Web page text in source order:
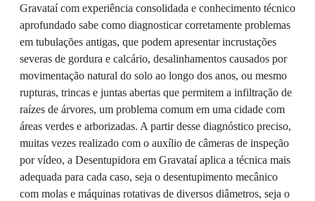
Gravataí com experiência consolidada e conhecimento técnico
aprofundado sabe como diagnosticar corretamente problemas
em tubulações antigas, que podem apresentar incrustações
severas de gordura e calcário, desalinhamentos causados por
movimentação natural do solo ao longo dos anos, ou mesmo
rupturas, trincas e juntas abertas que permitem a infiltração de
raízes de árvores, um problema comum em uma cidade com
áreas verdes e arborizadas. A partir desse diagnóstico preciso,
muitas vezes realizado com o auxílio de câmeras de inspeção
por vídeo, a Desentupidora em Gravataí aplica a técnica mais
adequada para cada caso, seja o desentupimento mecânico
com molas e máquinas rotativas de diversos diâmetros, seja o